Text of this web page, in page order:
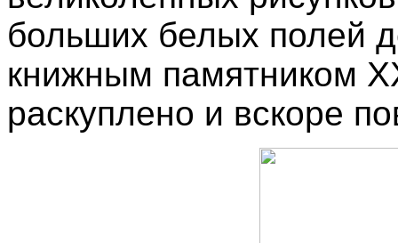
больших белых полей
книжным памятником
раскуплено и вскоре